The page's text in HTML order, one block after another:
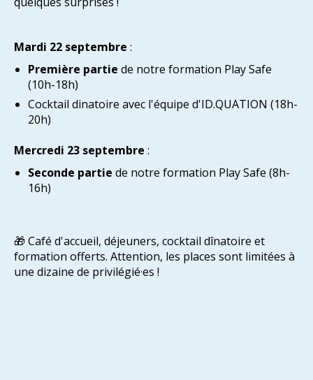
Mardi 22 septembre :
Première partie de notre formation Play Safe
(10h-18h)
Cocktail dinatoire avec l'équipe d'ID.QUATION (18h-
20h)
Mercredi 23 septembre :
Seconde partie de notre formation Play Safe (8h-
16h)
🎁 Café d'accueil, déjeuners, cocktail dînatoire et
formation offerts. Attention, les places sont limitées à
une dizaine de privilégié·es !